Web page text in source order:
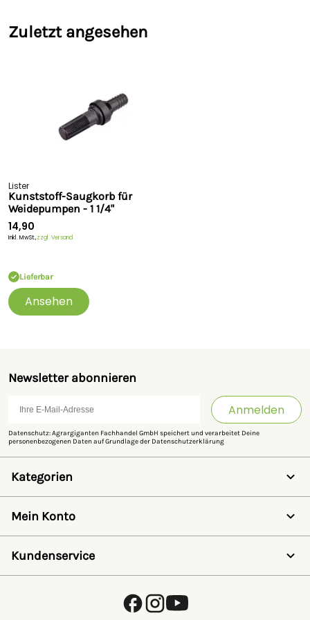
Zuletzt angesehen
Lister
Kunststoff-Saugkorb für
Weidepumpen - 1 1/4"
14,90
Inkl. MwSt.,zzgl. Versand
Lieferbar
Ansehen
Newsletter abonnieren
Anmelden
Datenschutz: Agrargiganten Fachhandel GmbH speichert und verarbeitet Deine
personenbezogenen Daten auf Grundlage der Datenschutzerklärung
Kategorien
Schermaschinen
Futter- & Tränkesysteme
Haus, Hof & Stall
SALE
Mein Konto
Registrieren
Wunschzettel
Passwort vergessen
Kundenservice
Kostenlose Fachberatung